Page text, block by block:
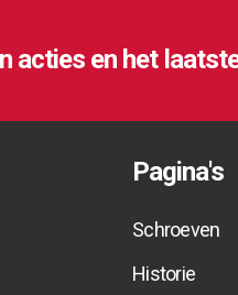
acties en het
Pagina's
Schroeven
Schroeven
Schroeven
Historie